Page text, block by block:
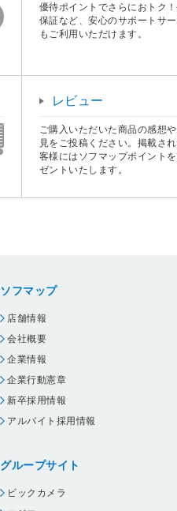
優待ポイントでさらにおトク
保証など、安心のサポートサー
もご利用いただけます。
レビュー
ご購入いただいた商品の感想
見をご投稿ください。掲載さ
客様にはソフマップポイント
ゼントいたします。
ソフマップ
店舗情報
会社概要
企業情報
企業行動憲章
新卒採用情報
アルバイト採用情報
グループサイト
ビックカメラ